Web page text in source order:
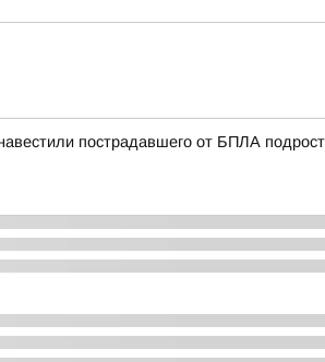
пострадавшего от БПЛА